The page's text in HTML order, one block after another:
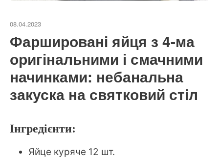
08.04.2023
Фаршировані яйця з 4-ма
оригінальними і смачними
начинками: небанальна
закуска на святковий стіл
Інгредієнти:
Яйце куряче 12 шт.